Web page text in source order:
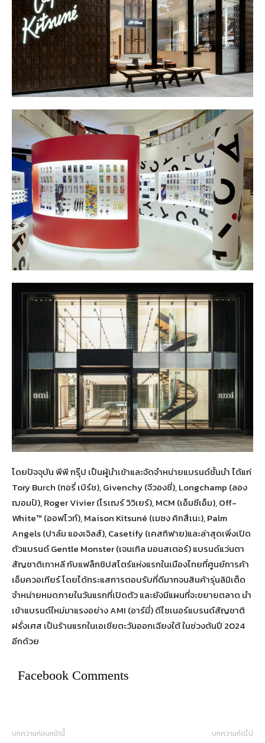
โดยปัจจุบัน พีพี กรุ๊ป เป็นผู้นำเข้าและจัดจำหน่ายแบรนด์ชั้นนำ ได้แก่
Tory Burch (ทอรี่ เบิร์ช), Givenchy (จีวองชี่), Longchamp (ลอง
ฌอมป์), Roger Vivier (โรเฌร์ วิวิเยร์), MCM (เอ็มซีเอ็ม), Off-
White™ (ออฟไวท์), Maison Kitsuné (เมซง คิทสึเนะ), Palm
Angels (ปาล์ม แองเจิลส์), Casetify (เคสทิฟาย)และล่าสุดเพิ่งเปิด
ตัวแบรนด์ Gentle Monster (เจนเทิล มอนสเตอร์) แบรนด์แว่นตา
สัญชาติเกาหลี กับแฟล็กชิปสโตร์แห่งแรกในเมืองไทยที่ศูนย์การค้า
เอ็มควอเทียร์ โดยได้กระแสการตอบรับที่ดีมากจนสินค้ารุ่นลิมิเต็ด
จำหน่ายหมดภายในวันแรกที่เปิดตัว และยังมีแผนที่จะขยายตลาด นำ
เข้าแบรนด์ใหม่มาแรงอย่าง AMI (อาร์มี่) ดีไซเนอร์แบรนด์สัญชาติ
ฝรั่งเศส เป็นร้านแรกในเอเชียตะวันออกเฉียงใต้ ในช่วงต้นปี 2024
อีกด้วย
Facebook Comments
บทความก่อนหน้านี้ บทความถัดไป